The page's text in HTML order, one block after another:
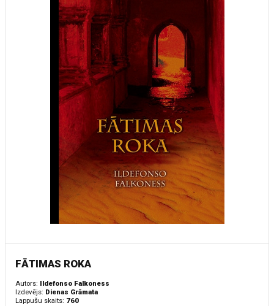
FĀTIMAS ROKA
Autors: Ildefonso Falkoness
Izdevējs: Dienas Grāmata
Lappušu skaits: 760